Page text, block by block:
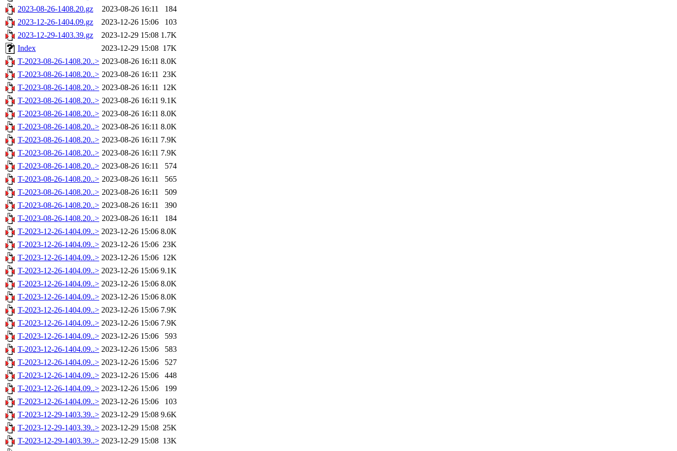
2023-08-26-1408.20.gz
2023-08-26 16:11
184
2023-12-26-1404.09.gz
2023-12-26 15:06
103
2023-12-29-1403.39.gz
2023-12-29 15:08 1.7K
Index
2023-12-29 15:08 17K
T-2023-08-26-1408.20..> 2023-08-26 16:11 8.0K
T-2023-08-26-1408.20..> 2023-08-26 16:11 23K
T-2023-08-26-1408.20..> 2023-08-26 16:11 12K
T-2023-08-26-1408.20..> 2023-08-26 16:11 9.1K
T-2023-08-26-1408.20..> 2023-08-26 16:11 8.0K
T-2023-08-26-1408.20..> 2023-08-26 16:11 8.0K
T-2023-08-26-1408.20..> 2023-08-26 16:11 7.9K
T-2023-08-26-1408.20..> 2023-08-26 16:11 7.9K
T-2023-08-26-1408.20..> 2023-08-26 16:11
574
T-2023-08-26-1408.20..> 2023-08-26 16:11
565
T-2023-08-26-1408.20..> 2023-08-26 16:11
509
T-2023-08-26-1408.20..> 2023-08-26 16:11
390
T-2023-08-26-1408.20..> 2023-08-26 16:11
184
T-2023-12-26-1404.09..> 2023-12-26 15:06 8.0K
T-2023-12-26-1404.09..> 2023-12-26 15:06 23K
T-2023-12-26-1404.09..> 2023-12-26 15:06 12K
T-2023-12-26-1404.09..> 2023-12-26 15:06 9.1K
T-2023-12-26-1404.09..> 2023-12-26 15:06 8.0K
T-2023-12-26-1404.09..> 2023-12-26 15:06 8.0K
T-2023-12-26-1404.09..> 2023-12-26 15:06 7.9K
T-2023-12-26-1404.09..> 2023-12-26 15:06 7.9K
T-2023-12-26-1404.09..> 2023-12-26 15:06
593
T-2023-12-26-1404.09..> 2023-12-26 15:06
583
T-2023-12-26-1404.09..> 2023-12-26 15:06
527
T-2023-12-26-1404.09..> 2023-12-26 15:06
448
T-2023-12-26-1404.09..> 2023-12-26 15:06
199
T-2023-12-26-1404.09..> 2023-12-26 15:06
103
T-2023-12-29-1403.39..> 2023-12-29 15:08 9.6K
T-2023-12-29-1403.39..> 2023-12-29 15:08 25K
T-2023-12-29-1403.39..> 2023-12-29 15:08 13K